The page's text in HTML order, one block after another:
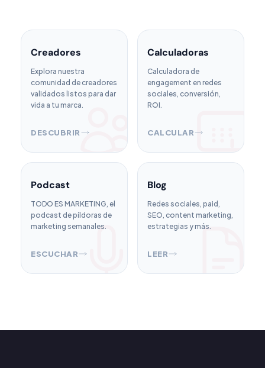
Creadores
Explora nuestra
comunidad de creadores
validados listos para dar
vida a tu marca.
DESCUBRIR
Calculadoras
Calculadora de
engagement en redes
sociales, conversión,
ROI.
CALCULAR
Podcast
TODO ES MARKETING, el
podcast de píldoras de
marketing semanales.
ESCUCHAR
Blog
Redes sociales, paid,
SEO, content marketing,
estrategias y más.
LEER